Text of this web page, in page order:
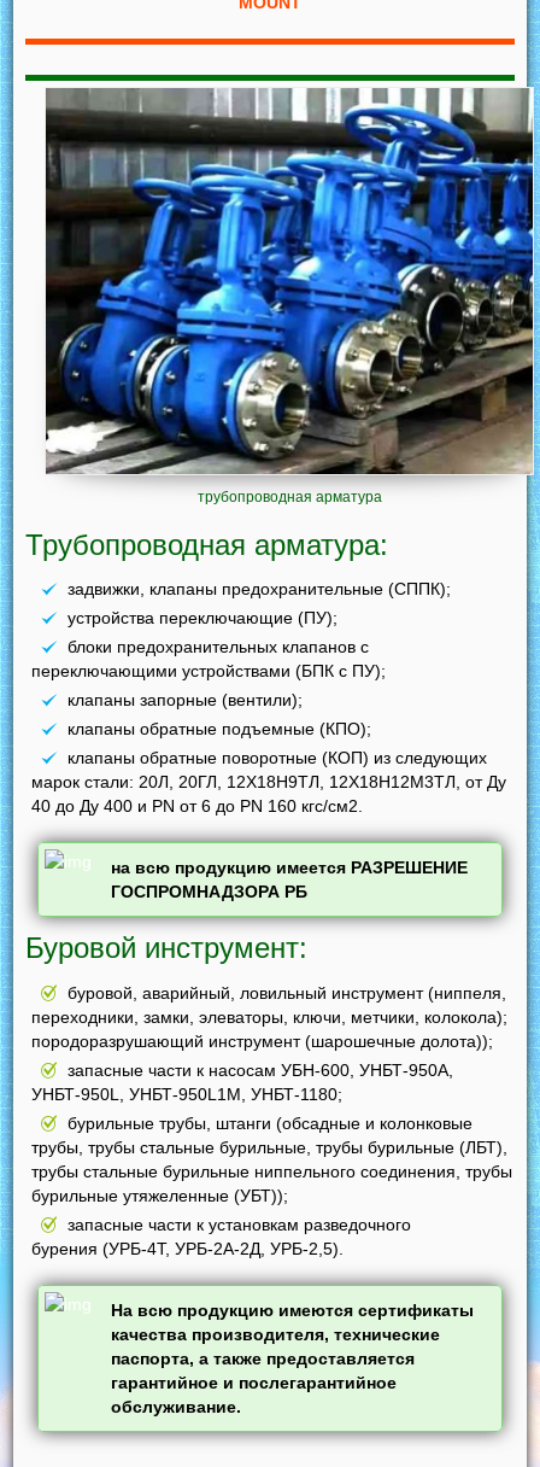
трубопроводная арматура
Трубопроводная арматура:
задвижки, клапаны предохранительные (СППК);
устройства переключающие (ПУ);
блоки предохранительных клапанов с
переключающими устройствами (БПК с ПУ);
клапаны запорные (вентили);
клапаны обратные подъемные (КПО);
клапаны обратные поворотные (КОП) из следующих
марок стали: 20Л, 20ГЛ, 12Х18Н9ТЛ, 12Х18Н12М3ТЛ, от Ду
40 до Ду 400 и PN от 6 до PN 160 кгс/см2.
на всю продукцию имеется РАЗРЕШЕНИЕ
ГОСПРОМНАДЗОРА РБ
Буровой инструмент:
буровой, аварийный, ловильный инструмент (ниппеля,
переходники, замки, элеваторы, ключи, метчики, колокола);
породоразрушающий инструмент (шарошечные долота));
запасные части к насосам УБН-600, УНБТ-950А,
УНБТ-950L, УНБТ-950L1М, УНБТ-1180;
бурильные трубы, штанги (обсадные и колонковые
трубы, трубы стальные бурильные, трубы бурильные (ЛБТ),
трубы стальные бурильные ниппельного соединения, трубы
бурильные утяжеленные (УБТ));
запасные части к установкам разведочного
бурения (УРБ-4Т, УРБ-2А-2Д, УРБ-2,5).
На всю продукцию имеются сертификаты
качества производителя, технические
паспорта, а также предоставляется
гарантийное и послегарантийное
обслуживание.